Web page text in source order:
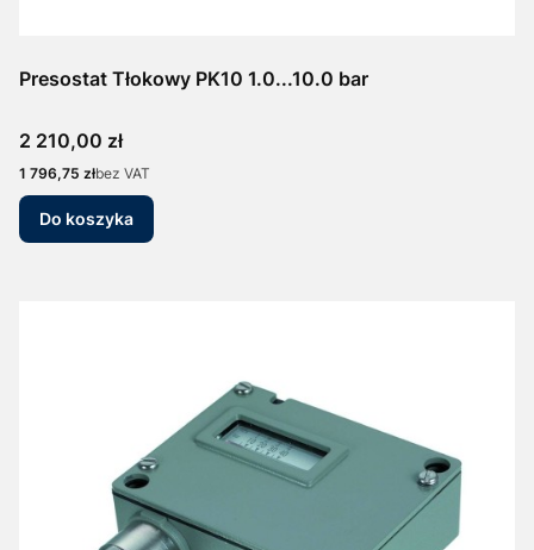
Presostat Tłokowy PK10 1.0...10.0 bar
Cena
2 210,00 zł
Cena
1 796,75 złbez VAT
Do koszyka